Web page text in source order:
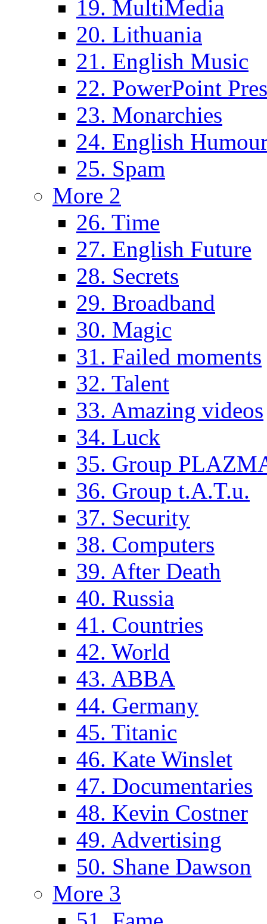
19. MultiMedia
20. Lithuania
21. English Music
22. PowerPoint
23. Monarchies
24. English
25. Spam
More 2
26. Time
27. English Future
28. Secrets
29. Broadband
30. Magic
31. Failed moments
32. Talent
33. Amazing videos
34. Luck
35. Group
36. Group t.A.T.u.
37. Security
38. Computers
39. After Death
40. Russia
41. Countries
42. World
43. ABBA
44. Germany
45. Titanic
46. Kate Winslet
47. Documentaries
48. Kevin Costner
49. Advertising
50. Shane Dawson
More 3